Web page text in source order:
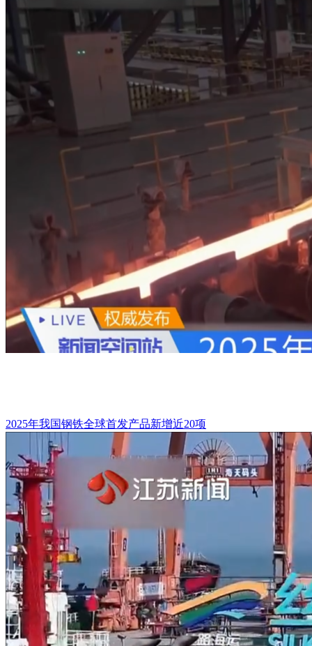
2025年我国钢铁全球首发产品新增近20项